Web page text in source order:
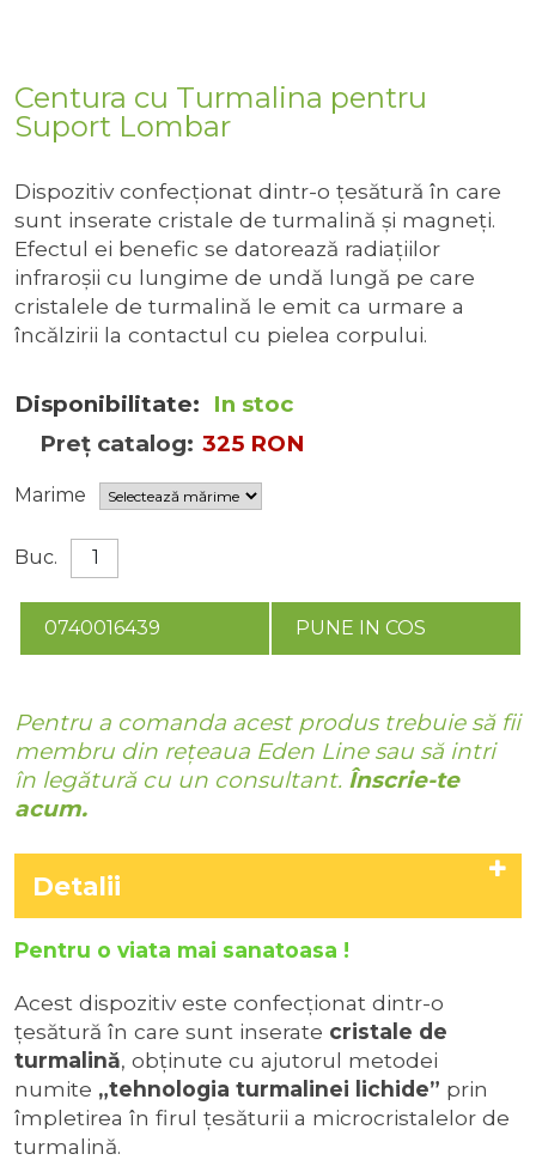
Centura cu Turmalina pentru
Suport Lombar
Dispozitiv confecţionat dintr-o ţesătură în care
sunt inserate cristale de turmalină și magneți.
Efectul ei benefic se datorează radiaţiilor
infraroşii cu lungime de undă lungă pe care
cristalele de turmalină le emit ca urmare a
încălzirii la contactul cu pielea corpului.
Disponibilitate:
In stoc
Preț catalog: 325 RON
Marime
Buc.
PUNE IN COS
0740016439
Pentru a comanda acest produs trebuie să fii
membru din rețeaua Eden Line sau să intri
în legătură cu un consultant. Înscrie-te
acum.
Detalii
Pentru o viata mai sanatoasa !
Acest dispozitiv este confecționat dintr-o
țesătură în care sunt inserate cristale de
turmalină, obținute cu ajutorul metodei
numite „tehnologia turmalinei lichide” prin
împletirea în firul ţesăturii a microcristalelor de
turmalină.